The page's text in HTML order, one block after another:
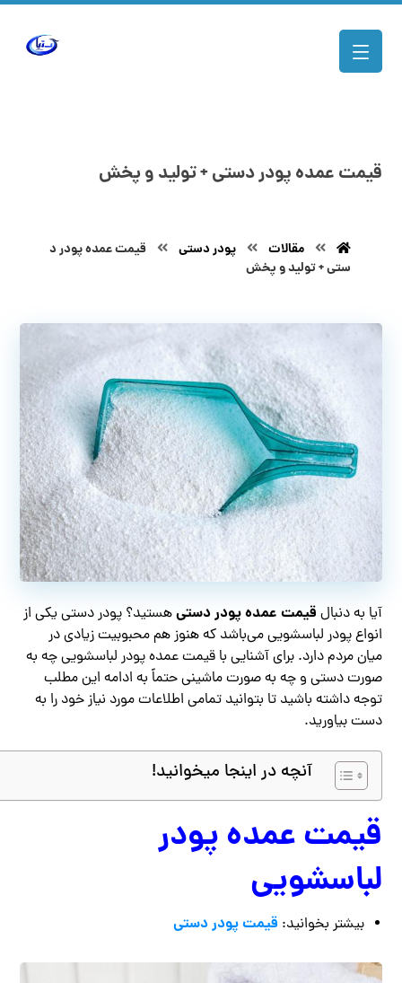
قیمت عمده پودر دستی + تولید و پخش
مقالات پودر دستی
قیمت عمده پودر د
ستی + تولید و پخش
آیا به دنبال قیمت عمده پودر دستیهستید؟ پودر دستی یکی از
انواع پودر لباسشویی می‌باشد که هنوز هم محبوبیت زیادی در
میان مردم دارد. برای آشنایی با قیمت عمده پودر لباسشویی چه به
صورت دستی و چه به صورت ماشینی حتماً به ادامه این مطلب
توجه داشته باشید تا بتوانید تمامی اطلاعات مورد نیاز خود را به
دست بیاورید.
آنچه در اینجا میخوانید!
قیمت عمده پودر
لباسشویی
بیشتر بخوانید: قیمت پودر دستی